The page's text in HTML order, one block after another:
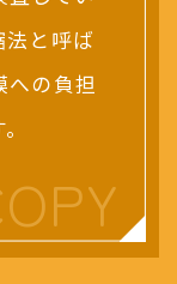
と呼ば
への負担